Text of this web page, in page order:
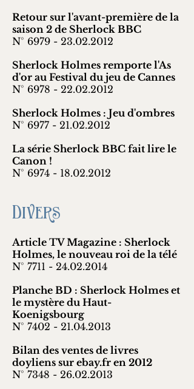
Retour sur l'avant-première de la
saison 2 de Sherlock BBC
N° 6979 - 23.02.2012
Sherlock Holmes remporte l'As
d'or au Festival du jeu de Cannes
N° 6978 - 22.02.2012
Sherlock Holmes : Jeu d'ombres
N° 6977 - 21.02.2012
La série Sherlock BBC fait lire le
Canon !
N° 6974 - 18.02.2012
Divers
Article TV Magazine : Sherlock
Holmes, le nouveau roi de la télé
N° 7711 - 24.02.2014
Planche BD : Sherlock Holmes et
le mystère du Haut-
Koenigsbourg
N° 7402 - 21.04.2013
Bilan des ventes de livres
doyliens sur ebay.fr en 2012
N° 7348 - 26.02.2013